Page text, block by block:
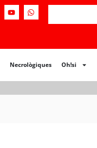
Necrològiques Oh!si